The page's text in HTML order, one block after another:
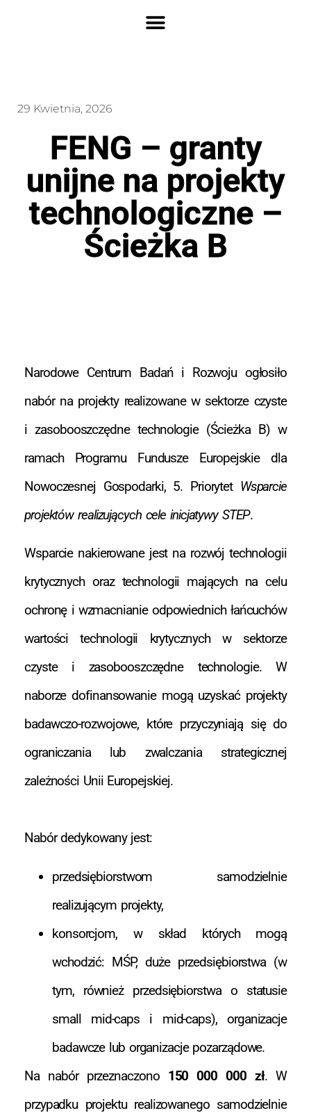
29 Kwietnia, 2026
FENG – granty
unijne na projekty
technologiczne –
Ścieżka B
Narodowe Centrum Badań i Rozwoju ogłosiło
nabór na projekty realizowane w sektorze czyste
i zasobooszczędne technologie (Ścieżka B) w
ramach Programu Fundusze Europejskie dla
Nowoczesnej Gospodarki, 5. Priorytet Wsparcie
projektów realizujących cele inicjatywy STEP.
Wsparcie nakierowane jest na rozwój technologii
krytycznych oraz technologii mających na celu
ochronę i wzmacnianie odpowiednich łańcuchów
wartości technologii krytycznych w sektorze
czyste i zasobooszczędne technologie. W
naborze dofinansowanie mogą uzyskać projekty
badawczo-rozwojowe, które przyczyniają się do
ograniczania lub zwalczania strategicznej
zależności Unii Europejskiej.
Nabór dedykowany jest:
przedsiębiorstwom samodzielnie
realizującym projekty,
konsorcjom, w skład których mogą
wchodzić: MŚP, duże przedsiębiorstwa (w
tym, również przedsiębiorstwa o statusie
small mid-caps i mid-caps), organizacje
badawcze lub organizacje pozarządowe.
Na nabór przeznaczono 150 000 000 zł. W
przypadku projektu realizowanego samodzielnie